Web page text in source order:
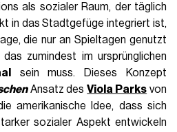
als sozialer Raum, der täglich
in das Stadtgefüge integriert ist,
die nur an Spieltagen genutzt
zumindest im ursprünglichen
sein muss. Dieses Konzept
Ansatz desViola Parks von
amerikanische Idee, dass sich
sozialer Aspekt entwickeln